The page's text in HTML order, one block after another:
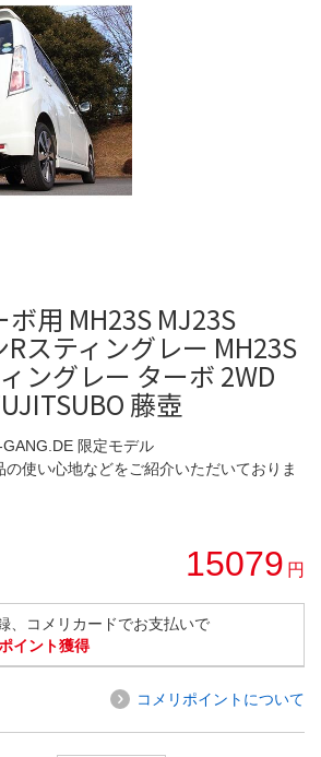
用 MH23S MJ23S
Rスティングレー MH23S
ングレー ターボ 2WD
藤壺
限定モデル
使い心地などをご紹介いただいておりま
15079 円
、コメリカードでお支払いで
イント獲得
コメリポイントについて